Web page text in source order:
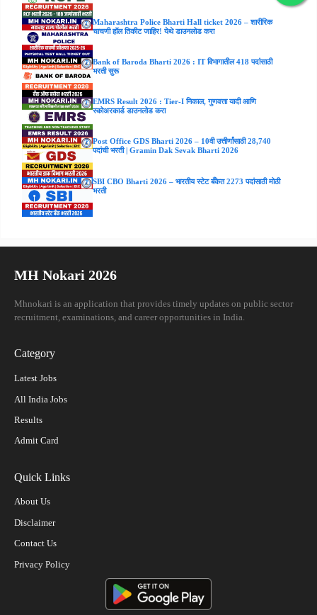
Maharashtra Police Bharti Hall ticket 2026 – शारीरिक
चाचणी हॉल तिकीट जाहिर! येथे डाउनलोड करा
Bank of Baroda Bharti 2026 : IT विभागातील 418 पदांसाठी
भरती सुरू
EMRS Result 2026 : Tier-I निकाल, गुणवत्ता यादी आणि
स्कोअरकार्ड डाउनलोड करा
Post Office GDS Bharti 2026 – 10वी उत्तीर्णांसाठी 28,740
पदांची भरती | Gramin Dak Sevak Bharti 2026
SBI CBO Bharti 2026 – भारतीय स्टेट बँकेत 2273 पदांसाठी मोठी
भरती
MH Nokari 2026
Mhnokari is an application that provides timely updates on public sector
recruitment, examinations, and career opportunities in India.
Category
Latest Jobs
All India Jobs
Results
Admit Card
Quick Links
About Us
Disclaimer
Contact Us
Privacy Policy